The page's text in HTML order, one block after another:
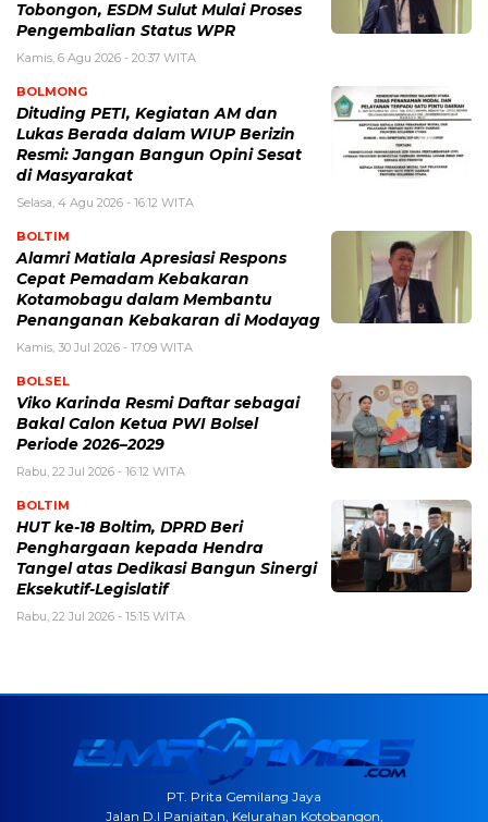
Tobongon, ESDM Sulut Mulai Proses
Pengembalian Status WPR
Kamis, 6 Agu 2026 - 20:37 WITA
BOLMONG
Dituding PETI, Kegiatan AM dan
Lukas Berada dalam WIUP Berizin
Resmi: Jangan Bangun Opini Sesat
di Masyarakat
Selasa, 4 Agu 2026 - 16:12 WITA
BOLTIM
Alamri Matiala Apresiasi Respons
Cepat Pemadam Kebakaran
Kotamobagu dalam Membantu
Penanganan Kebakaran di Modayag
Kamis, 30 Jul 2026 - 17:09 WITA
BOLSEL
Viko Karinda Resmi Daftar sebagai
Bakal Calon Ketua PWI Bolsel
Periode 2026–2029
Rabu, 22 Jul 2026 - 16:12 WITA
BOLTIM
HUT ke-18 Boltim, DPRD Beri
Penghargaan kepada Hendra
Tangel atas Dedikasi Bangun Sinergi
Eksekutif-Legislatif
Rabu, 22 Jul 2026 - 15:15 WITA
PT. Prita Gemilang Jaya
Jalan D.I Panjaitan, Kelurahan Kotobangon,